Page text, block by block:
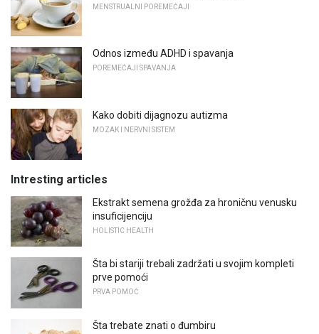
MENSTRUALNI POREMEĆAJI
Odnos između ADHD i spavanja
POREMEĆAJI SPAVANJA
Kako dobiti dijagnozu autizma
MOZAK I NERVNI SISTEM
Intresting articles
Ekstrakt semena grožđa za hroničnu venusku
insuficijenciju
HOLISTIC HEALTH
Šta bi stariji trebali zadržati u svojim kompleti
prve pomoći
PRVA POMOĆ
Šta trebate znati o đumbiru